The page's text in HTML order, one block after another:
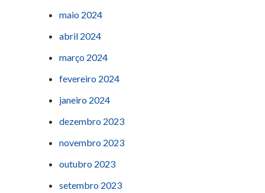
maio 2024
abril 2024
março 2024
fevereiro 2024
janeiro 2024
dezembro 2023
novembro 2023
outubro 2023
setembro 2023